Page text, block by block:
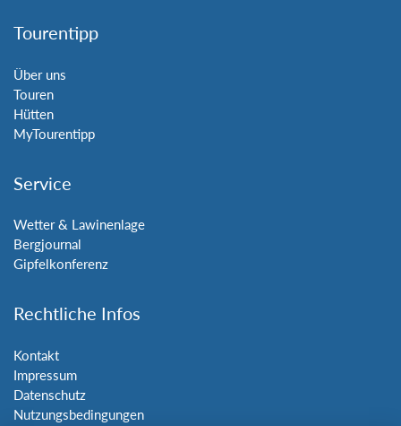
Tourentipp
Über uns
Touren
Hütten
MyTourentipp
Service
Wetter & Lawinenlage
Bergjournal
Gipfelkonferenz
Rechtliche Infos
Kontakt
Impressum
Datenschutz
Nutzungsbedingungen